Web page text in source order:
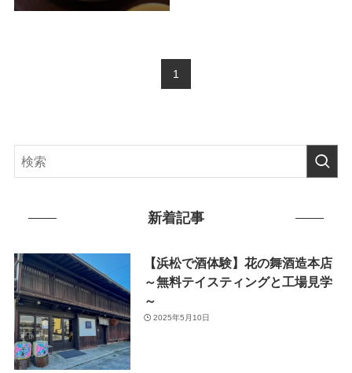
1
新着記事
【浜松で酒体験】花の舞酒造本店
～無料テイスティングと工場見学
～
2025年5月10日